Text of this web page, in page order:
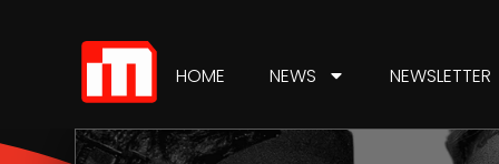
HOME NEWS NEWSLETTER